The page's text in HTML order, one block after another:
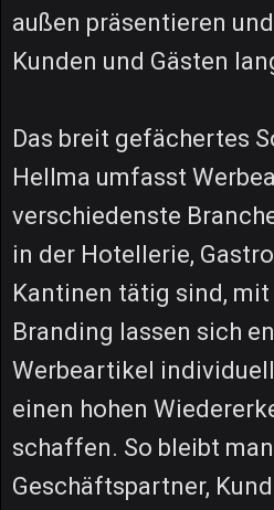
außen präsentieren
Kunden und Gästen
Das breit gefächertes
Hellma umfasst
verschiedenste
in der Hotellerie,
Kantinen tätig sind,
Branding lassen sich
Werbeartikel
einen hohen
schaffen. So bleibt
Geschäftspartner,